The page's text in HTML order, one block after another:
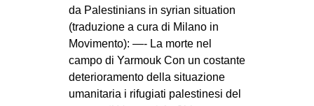
da Palestinians in syrian situation
(traduzione a cura di Milano in
Movimento): —- La morte nel
campo di Yarmouk Con un costante
deterioramento della situazione
umanitaria i rifugiati palestinesi del